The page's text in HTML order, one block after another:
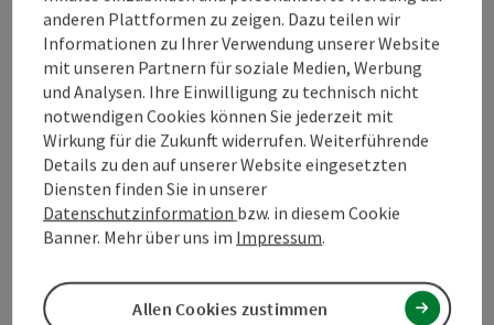
zum Merkzettel
PDF erstellen
In der Nähe
powered byTOURDATA Änderung vorschlagen
anderen Plattformen zu zeigen. Dazu teilen wir
Informationen zu Ihrer Verwendung unserer Website
mit unseren Partnern für soziale Medien, Werbung
und Analysen. Ihre Einwilligung zu technisch nicht
notwendigen Cookies können Sie jederzeit mit
Wirkung für die Zukunft widerrufen. Weiterführende
Details zu den auf unserer Website eingesetzten
Diensten finden Sie in unserer
Datenschutzinformation bzw. in diesem Cookie
Banner. Mehr über uns im Impressum.
Allen Cookies zustimmen